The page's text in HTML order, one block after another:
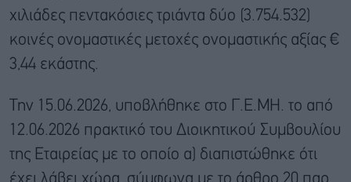
χιλιάδες πεντακόσιες τριάντα δύο (3.754.532)
κοινές ονομαστικές μετοχές ονομαστικής αξίας €
3,44 εκάστης.
Την 15.06.2026, υποβλήθηκε στο Γ.Ε.ΜΗ. το από
12.06.2026 πρακτικό του Διοικητικού Συμβουλίου
της Εταιρείας με το οποίο α) διαπιστώθηκε ότι